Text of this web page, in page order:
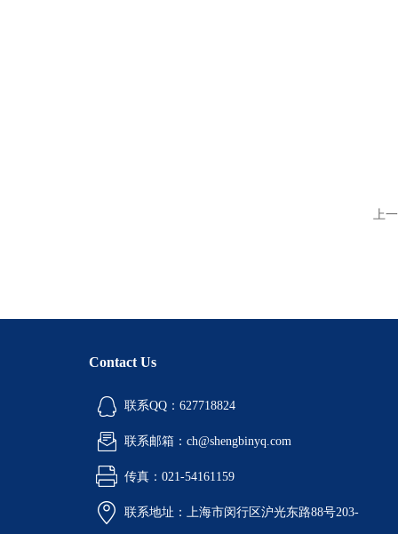
上
Contact Us
联系QQ：627718824
联系邮箱：ch@shengbinyq.com
传真：021-54161159
联系地址：上海市闵行区沪光东路88号203-